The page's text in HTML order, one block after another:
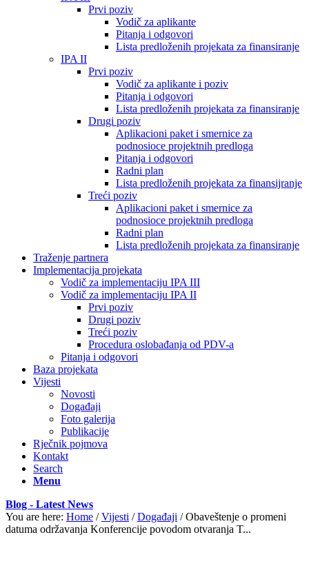
Prvi poziv
Vodič za aplikante
Pitanja i odgovori
Lista predloženih projekata za finansiranje
IPA II
Prvi poziv
Vodič za aplikante i poziv
Pitanja i odgovori
Lista predloženih projekata za finansiranje
Drugi poziv
Aplikacioni paket i smernice za
podnosioce projektnih predloga
Pitanja i odgovori
Radni plan
Lista predloženih projekata za finansijranje
Treći poziv
Aplikacioni paket i smernice za
podnosioce projektnih predloga
Radni plan
Lista predloženih projekata za finansiranje
Traženje partnera
Implementacija projekata
Vodič za implementaciju IPA III
Vodič za implementaciju IPA II
Prvi poziv
Drugi poziv
Treći poziv
Procedura oslobađanja od PDV-a
Pitanja i odgovori
Baza projekata
Vijesti
Novosti
Događaji
Foto galerija
Publikacije
Rječnik pojmova
Kontakt
Search
Menu
Blog - Latest News
You are here: Home / Vijesti / Događaji / Obaveštenje o promeni
datuma održavanja Konferencije povodom otvaranja T...